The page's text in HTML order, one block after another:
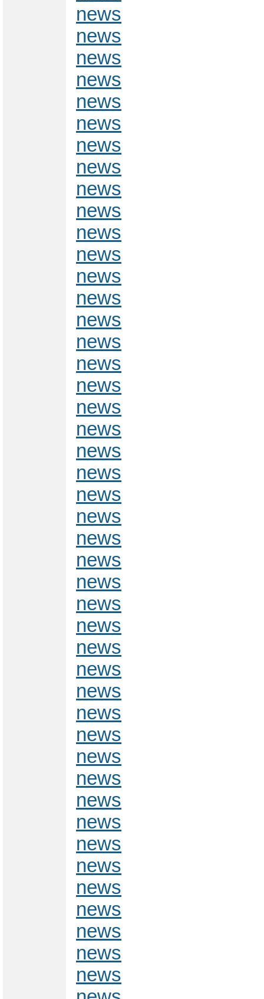
news
news
news
news
news
news
news
news
news
news
news
news
news
news
news
news
news
news
news
news
news
news
news
news
news
news
news
news
news
news
news
news
news
news
news
news
news
news
news
news
news
news
news
news
news